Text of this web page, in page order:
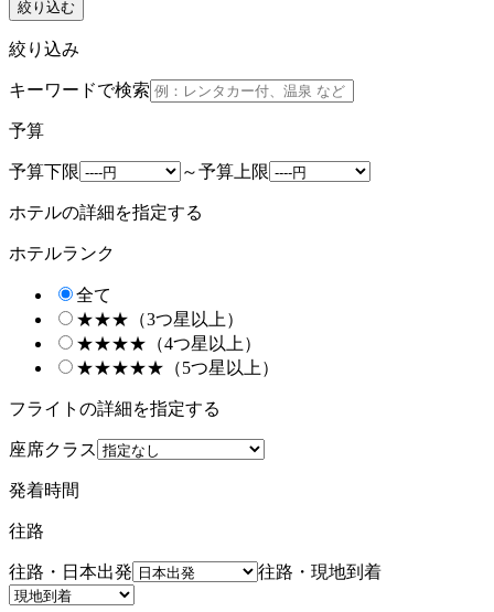
絞り込む
絞り込み
キーワードで検索
予算
予算下限 ～予算上限
ホテルの詳細を指定する
ホテルランク
全て
★★★（3つ星以上）
★★★★（4つ星以上）
★★★★★（5つ星以上）
フライトの詳細を指定する
座席クラス
発着時間
往路
往路・日本出発 往路・現地到着